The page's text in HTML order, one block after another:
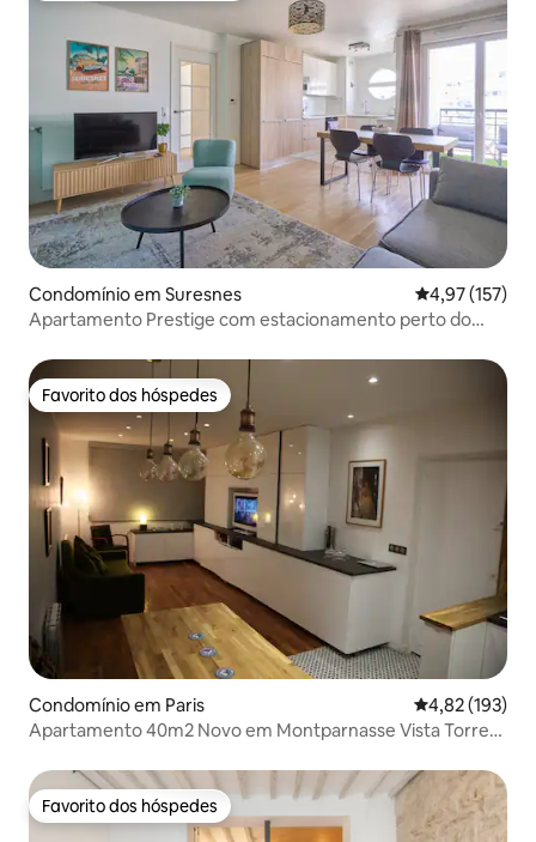
Condomínio em Suresnes Classificação
4,97 (157)
Apartamento Prestige com estacionamento perto do
Favorito dos hóspedes
Favorito dos hóspedes
Condomínio em Paris Classificação
4,82 (193)
Apartamento 40m2 Novo em Montparnasse Vista Torre
Favorito dos hóspedes
Favorito dos hóspedes